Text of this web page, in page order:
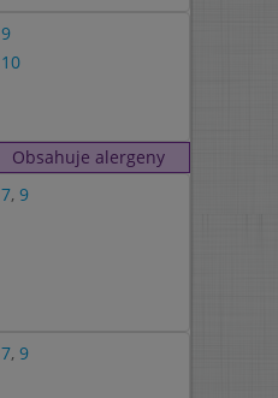
9
10
Obsahuje alergeny
7, 9
7, 9